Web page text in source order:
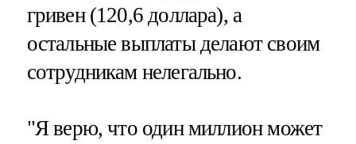
гривен (120,6 доллара), а
остальные выплаты делают своим
сотрудникам нелегально.
"Я верю, что один миллион может